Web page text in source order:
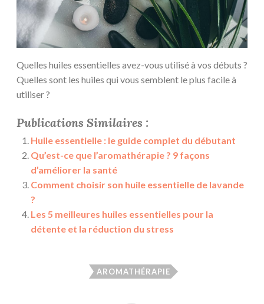
Quelles huiles essentielles avez-vous utilisé à vos débuts ?
Quelles sont les huiles qui vous semblent le plus facile à
utiliser ?
Publications Similaires :
Huile essentielle : le guide complet du débutant
Qu’est-ce que l’aromathérapie ? 9 façons
d’améliorer la santé
Comment choisir son huile essentielle de lavande
?
Les 5 meilleures huiles essentielles pour la
détente et la réduction du stress
AROMATHÉRAPIE